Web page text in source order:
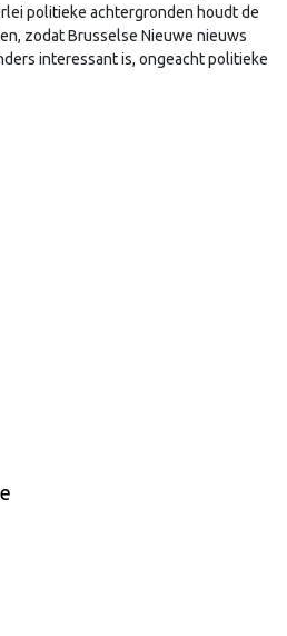
politieke achtergronden houdt de
zodat Brusselse Nieuwe nieuws
interessant is, ongeacht politieke